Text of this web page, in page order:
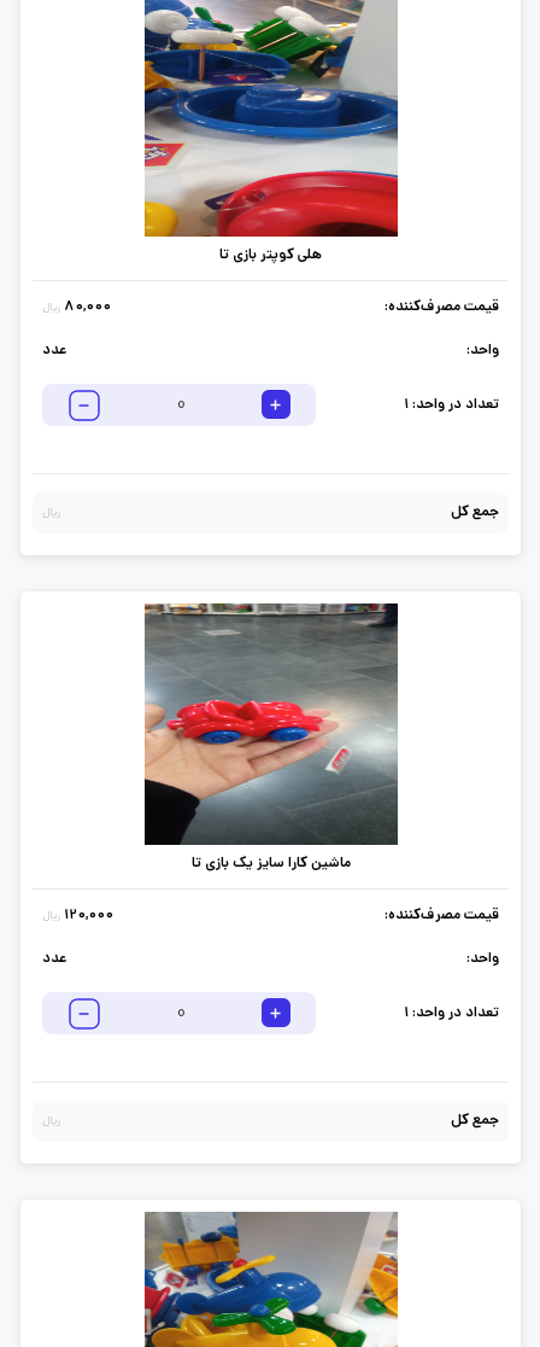
هلی کوپتر بازی تا
قیمت مصرف‌کننده: 80,000 ریال
واحد: عدد
تعداد در واحد:1
جمع کل ریال
ماشین کارا سایز یک بازی تا
قیمت مصرف‌کننده: 120,000 ریال
واحد: عدد
تعداد در واحد:1
جمع کل ریال